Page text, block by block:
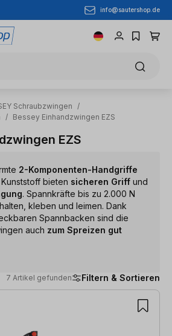
info@sautershop.de
Schraubzwingen
/
/ Bessey Einhandzwingen EZS
EZS
2-Komponenten-Handgriffe
bieten sicheren Griff und
. Spannkräfte bis zu 2.000 N
kleben und leimen. Dank
Spannbacken sind die
auch zum Spreizen gut
7 Artikel gefunden Filtern & Sortieren